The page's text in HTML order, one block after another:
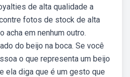
de alta qualidade a
fotos de stock de alta
acha em nenhum outro.
do beijo na boca. Se você
o que representa um beijo
ela diga que é um gesto que